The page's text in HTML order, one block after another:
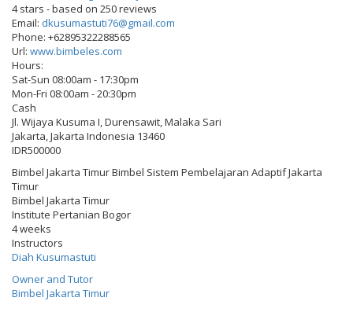
4stars - based on 250reviews
Email: dkusumastuti76@gmail.com
Phone: +62895322288565
Url: www.bimbeles.com
Hours:
Sat-Sun 08:00am - 17:30pm
Mon-Fri 08:00am - 20:30pm
Cash
Jl. Wijaya Kusuma I, Durensawit, Malaka Sari
Jakarta,Jakarta Indonesia 13460
IDR500000
Bimbel Jakarta Timur Bimbel Sistem Pembelajaran Adaptif Jakarta
Timur
Bimbel Jakarta Timur
Institute Pertanian Bogor
4 weeks
Instructors
Diah Kusumastuti
Owner and Tutor
Bimbel Jakarta Timur